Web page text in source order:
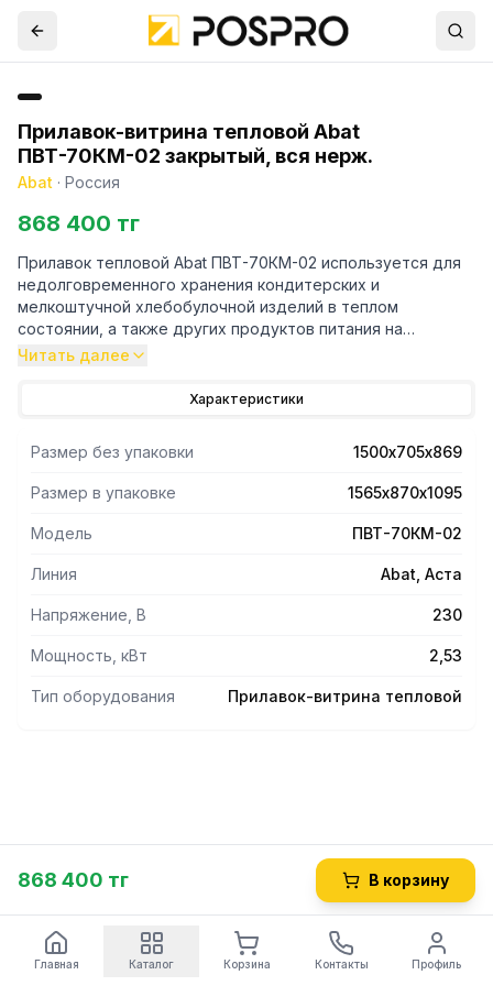
Прилавок-витрина тепловой Abat
ПВТ-70КМ-02 закрытый, вся нерж.
Abat · Россия
868 400 тг
Прилавок тепловой Abat ПВТ-70КМ-02 используется для
недолговременного хранения кондитерских и
мелкоштучной хлебобулочной изделий в теплом
состоянии, а также других продуктов питания на
тарелках, подносах и других функциональных емкостях.
- Столешница и внутреннее пространство прилавка
- Прилавок тепловой Abat ПВТ-70КМ-02 оборудован
регулируемыми по высоте ножками.
Читать далее
Характеристики
Размер без упаковки 1500х705х869
Размер в упаковке 1565х870х1095
Модель ПВТ-70КМ-02
Линия Abat, Аста
Напряжение, В 230
Мощность, кВт 2,53
Тип оборудования Прилавок-витрина тепловой
868 400 тг В корзину
Главная Каталог Корзина Контакты Профиль